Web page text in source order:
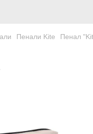
Пенали Kite Пенал